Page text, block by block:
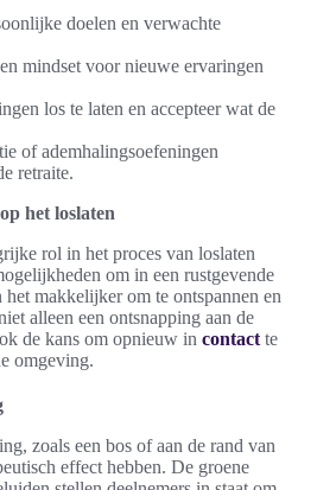
doelen en verwachte
mindset voor nieuwe ervaringen
los te laten en accepteer wat de
of ademhalingsoefeningen
retraite.
het loslaten
rol in het proces van loslaten
om in een rustgevende
makkelijker om te ontspannen en
alleen een ontsnapping aan de
de kans om opnieuw in contact te
omgeving.
zoals een bos of aan de rand van
effect hebben. De groene